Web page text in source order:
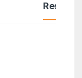
Reseñas